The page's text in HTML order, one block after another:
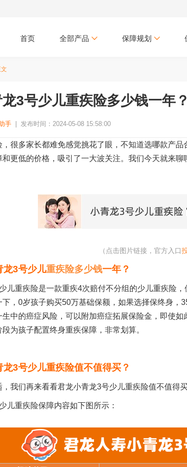
首页 全部产品 保障规划
3号少儿重疾险多少钱一年
手 发布时间：2024-05-08 15:58:00
很多家长都难免感觉挑花了眼，不知道选哪款产品
更低的价格，吸引了一大波关注。我们今天就来聊
（点击图片链接，官方入口
龙3号少儿重疾险多少钱一年？
儿重疾险是一款重疾4次赔付不分组的少儿重疾险
， 0岁孩子购买50万基础保额，如果选择保终身，
中的癌症风险，可以附加癌症拓展保险金，即使如
为孩子配置终身重疾保障，非常划算。
龙3号少儿重疾险值不值得买？
我们再来看看君龙小青龙3号少儿重疾险值不值得
儿重疾险保障内容如下图所示：